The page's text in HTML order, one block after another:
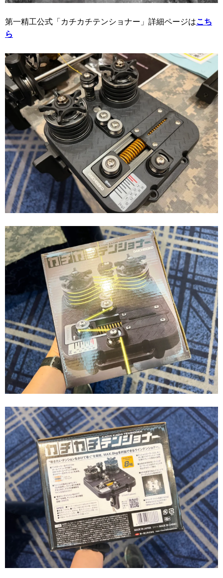
第一精工公式「カチカチテンショナー」詳細ページはこち
ら